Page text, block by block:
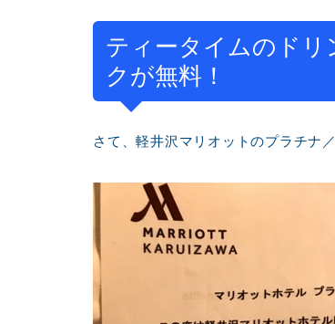
ティータイムのドリ
クが無料！
さて、軽井沢マリオットのプラチナ